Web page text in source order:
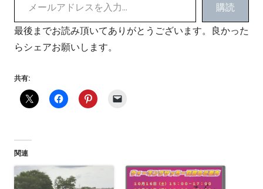
購読
最後までお読み頂いてありがとうございます。良かった
らシェアお願いします。
共有:
関連